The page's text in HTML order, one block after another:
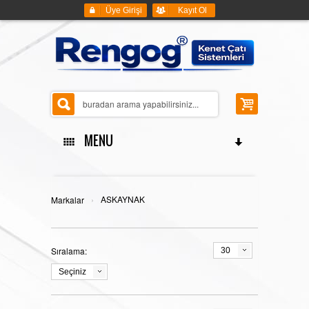
Üye Girişi Kayıt Ol
MENU
ANASAYFA
KENET ÇATI SİSTEMLERİ
Markalar › ASKAYNAK
Sıralama:
Seçiniz
30